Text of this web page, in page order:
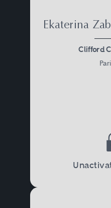
Ekaterina
Clifford